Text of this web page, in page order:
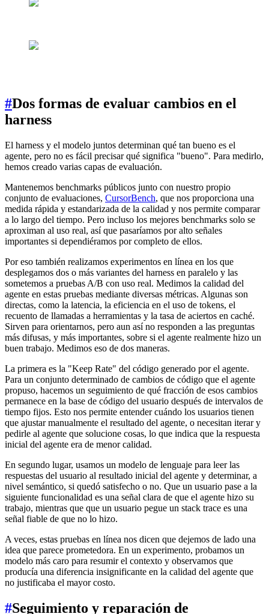
#Dos formas de evaluar cambios en el
harness
El harness y el modelo juntos determinan qué tan bueno es el
agente, pero no es fácil precisar qué significa "bueno". Para medirlo,
hemos creado varias capas de evaluación.
Mantenemos benchmarks públicos junto con nuestro propio
conjunto de evaluaciones, CursorBench, que nos proporciona una
medida rápida y estandarizada de la calidad y nos permite comparar
a lo largo del tiempo. Pero incluso los mejores benchmarks solo se
aproximan al uso real, así que pasaríamos por alto señales
importantes si dependiéramos por completo de ellos.
Por eso también realizamos experimentos en línea en los que
desplegamos dos o más variantes del harness en paralelo y las
sometemos a pruebas A/B con uso real. Medimos la calidad del
agente en estas pruebas mediante diversas métricas. Algunas son
directas, como la latencia, la eficiencia en el uso de tokens, el
recuento de llamadas a herramientas y la tasa de aciertos en caché.
Sirven para orientarnos, pero aun así no responden a las preguntas
más difusas, y más importantes, sobre si el agente realmente hizo un
buen trabajo. Medimos eso de dos maneras.
La primera es la "Keep Rate" del código generado por el agente.
Para un conjunto determinado de cambios de código que el agente
propuso, hacemos un seguimiento de qué fracción de esos cambios
permanece en la base de código del usuario después de intervalos de
tiempo fijos. Esto nos permite entender cuándo los usuarios tienen
que ajustar manualmente el resultado del agente, o necesitan iterar y
pedirle al agente que solucione cosas, lo que indica que la respuesta
inicial del agente era de menor calidad.
En segundo lugar, usamos un modelo de lenguaje para leer las
respuestas del usuario al resultado inicial del agente y determinar, a
nivel semántico, si quedó satisfecho o no. Que un usuario pase a la
siguiente funcionalidad es una señal clara de que el agente hizo su
trabajo, mientras que que un usuario pegue un stack trace es una
señal fiable de que no lo hizo.
A veces, estas pruebas en línea nos dicen que dejemos de lado una
idea que parece prometedora. En un experimento, probamos un
modelo más caro para resumir el contexto y observamos que
producía una diferencia insignificante en la calidad del agente que
no justificaba el mayor costo.
#Seguimiento y reparación de